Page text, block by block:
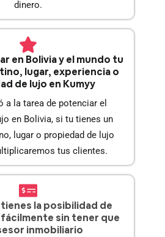
dinero.
en Bolivia y el mundo tu
lugar, experiencia o
de lujo en Kumyy
a la tarea de potenciar el
en Bolivia, si tu tienes un
lugar o propiedad de lujo
tus clientes.
la posibilidad de
sin tener que
inmobiliario